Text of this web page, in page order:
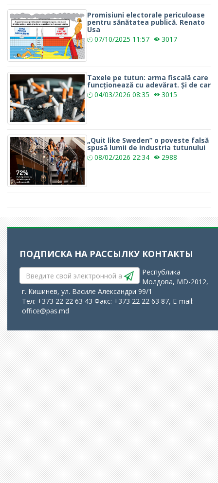
Promisiuni electorale periculoase
pentru sănătatea publică. Renato
Usa
07/10/2025 11:57 3017
Taxele pe tutun: arma fiscală care
funcționează cu adevărat. Și de car
04/03/2026 08:35 3015
„Quit like Sweden” o poveste falsă
spusă lumii de industria tutunului
08/02/2026 22:34 2988
ПОДПИСКА НА РАССЫЛКУ КОНТАКТЫ
Республика
Молдова, MD-2012,
г. Кишинев, ул. Василе Александри 99/1
Тел: +373 22 22 63 43 Факс: +373 22 22 63 87, E-mail:
office@pas.md